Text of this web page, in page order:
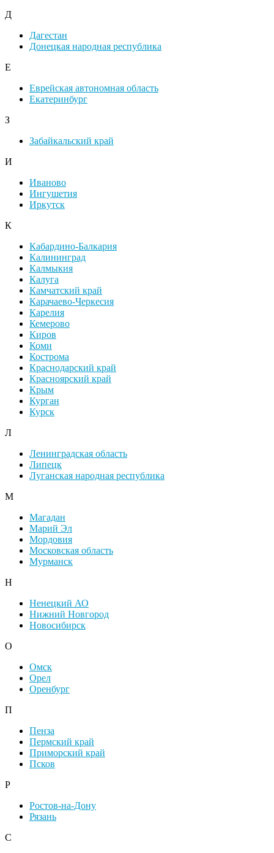
Д
Дагестан
Донецкая народная республика
Е
Еврейская автономная область
Екатеринбург
З
Забайкальский край
И
Иваново
Ингушетия
Иркутск
К
Кабардино-Балкария
Калининград
Калмыкия
Калуга
Камчатский край
Карачаево-Черкесия
Карелия
Кемерово
Киров
Коми
Кострома
Краснодарский край
Красноярский край
Крым
Курган
Курск
Л
Ленинградская область
Липецк
Луганская народная республика
М
Магадан
Марий Эл
Мордовия
Московская область
Мурманск
Н
Ненецкий АО
Нижний Новгород
Новосибирск
О
Омск
Орел
Оренбург
П
Пенза
Пермский край
Приморский край
Псков
Р
Ростов-на-Дону
Рязань
С